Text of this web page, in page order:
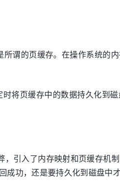
谓的页缓存。在操作系统的
将页缓存中的数据持久化到
引入了内存映射和页缓存机
功，还是要持久化到磁盘中才